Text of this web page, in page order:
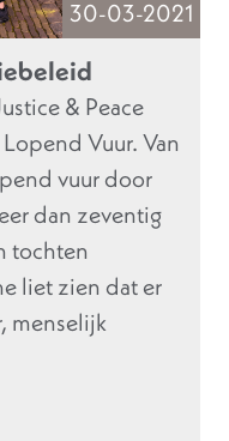
30-03-2021
& Peace
Vuur. Van
vuur door
dan zeventig
tochten
liet zien dat er
menselijk